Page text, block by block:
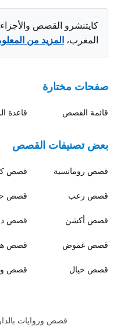
كايتنشرو القصص
المغرب، المزيد من
صفحات مختارة
قائمة القصص قاعدة
بعض تصنيفات القصص
قصص رومانسية قصص
قصص رعب قصص
قصص أكشن قصص
قصص غموض قصص
قصص خيال قصص
قصص وروايات